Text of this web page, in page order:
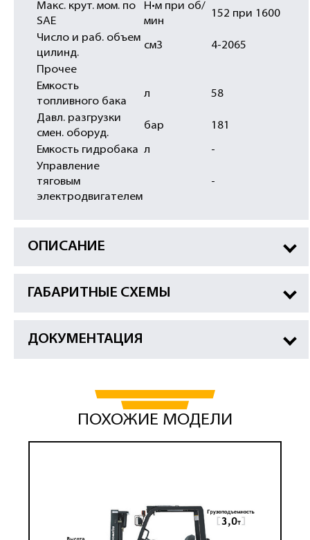
Макс. крут. мом. пo
SAE
Н•м при об/
мин
152 при 1600
Число и раб. объем
цилинд.
см3 4-2065
Прочее
Емкость
топливного бака
л 58
Давл. разгрузки
смен. оборуд.
бар 181
Емкость гидробака л
-
Управление
тяговым
электродвигателем
-
ОПИСАНИЕ
ГАБАРИТНЫЕ СХЕМЫ
ДОКУМЕНТАЦИЯ
ПОХОЖИЕ МОДЕЛИ